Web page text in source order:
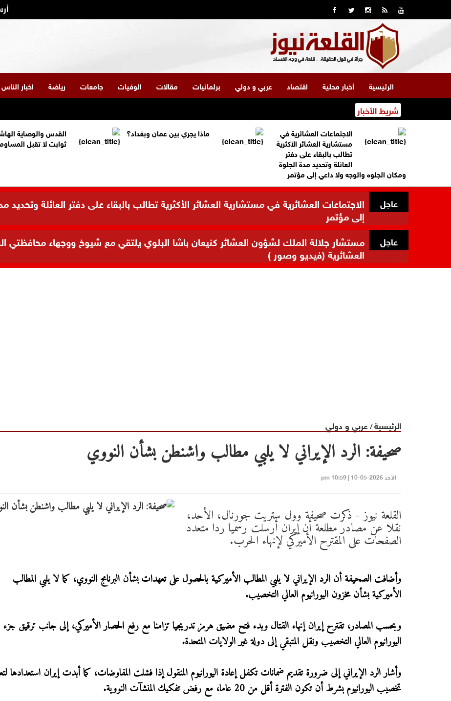
الرئيسية أخبار محلية اقتصاد عربي و دولي برلمانيات مقالات الوفيات جامعات رياضة اخبار الناس
شريط الأخبار
الاجتماعات العشائرية في
مستشارية العشائر الأكثرية
تطالب بالبقاء على دفتر
العائلة وتحديد مدة الجلوة
ومكان الجلوه والوجه ولا داعي إلى مؤتمر
ماذا يجري بين عمان وبغداد؟
القدس والوصاية
ثوابت لا تقبل
عاجل الاجتماعات العشائرية في مستشارية العشائر الأكثرية تطالب بالبقاء على دفتر العائلة وتحديد
إلى مؤتمر
عاجل مستشار جلالة الملك لشؤون العشائر كنيعان باشا البلوي يلتقي مع شيوخ ووجهاء محافظتي
العشائرية (فيديو وصور )
الرئيسية/ عربي و دولي
صحيفة: الرد الإيراني لا يلبي مطالب واشنطن بشأن النووي
الأحد 2026-05-10 | 10:59 pm
القلعة نيوز - ذكرت صحيفة وول ستريت جورنال، الأحد،
نقلا عن مصادر مطلعة أن إيران أرسلت رسميا ردا متعدد
الصفحات على المقترح الأميركي لإنهاء الحرب.
وأضافت الصحيفة أن الرد الإيراني لا يلبي المطالب الأميركية بالحصول على تعهدات بشأن البرنامج النووي، كما لا يلبي المطالب
الأميركية بشأن مخزون اليورانيوم العالي التخصيب.
وبحسب المصادر، تقترح إيران إنهاء القتال وبدء فتح مضيق هرمز تدريجيا تزامنا مع رفع الحصار الأميركي، إلى جانب ترقيق
اليورانيوم العالي التخصيب ونقل المتبقي إلى دولة غير الولايات المتحدة.
وأشار الرد الإيراني إلى ضرورة تقديم ضمانات تكفل إعادة اليورانيوم المنقول إذا فشلت المفاوضات، كما أبدت إيران استعدادها
تخصيب اليورانيوم بشرط أن تكون الفترة أقل من 20 عاما، مع رفض تفكيك المنشآت النووية.